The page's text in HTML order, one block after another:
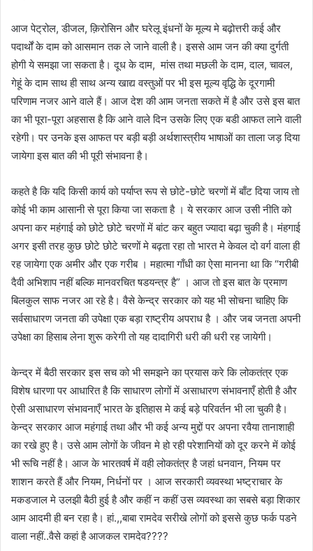
आज पेट्रोल, डीजल, क़िरोसिन और घरेलू इंधनों के मूल्य मे बढ़ोत्तरी कई और
पदार्थों के दाम को आसमान तक ले जाने वाली है। इससे आम जन की क्या दुर्गती
होगी ये समझा जा सकता है। दूध के दाम, मांस तथा मछली के दाम, दाल, चावल,
गेहूं के दाम साथ ही साथ अन्य खाद्य वस्तुओं पर भी इस मूल्य वृद्धि के दूरगामी
परिणाम नजर आने वाले हैं। आज देश की आम जनता सकते में है और उसे इस बात
का भी पूरा-पूरा अहसास है कि आने वाले दिन उसके लिए एक बडी आफत लाने वाली
रहेगी। पर उनके इस आफत पर बड़ी बड़ी अर्थशास्त्रीय भाषाओं का ताला जड़ दिया
जायेगा इस बात की भी पूरी संभावना है।
कहते है कि यदि किसी कार्य को पर्याप्त रूप से छोटे-छोटे चरणों में बाँट दिया जाय तो
कोई भी काम आसानी से पूरा किया जा सकता है । ये सरकार आज उसी नीति को
अपना कर महंगाई को छोटे छोटे चरणों में बांट कर बहुत ज्यादा बढ़ा चुकी है। मंहगाई
अगर इसी तरह कुछ छोटे छोटे चरणों मे बढ़ता रहा तो भारत मे केवल दो वर्ग वाला ही
रह जायेगा एक अमीर और एक गरीब । महात्मा गाँधी का ऐसा मानना था कि “गरीबी
दैवी अभिशाप नहीं बल्कि मानवरचित षडयन्त्र है” । आज तो इस बात के प्रमाण
बिलकुल साफ नजर आ रहे है। वैसे केन्द्र सरकार को यह भी सोचना चाहिए कि
सर्वसाधारण जनता की उपेक्षा एक बड़ा राष्ट्रीय अपराध है । और जब जनता अपनी
उपेक्षा का हिसाब लेना शुरू करेगी तो यह दादागिरी धरी की धरी रह जायेगी।
केन्द्र में बैठी सरकार इस सच को भी समझने का प्रयास करे कि लोकतंत्र एक
विशेष धारणा पर आधारित है कि साधारण लोगों में असाधारण संभावनाएँ होती है और
ऐसी असाधारण संभावनाएँ भारत के इतिहास मे कई बड़े परिवर्तन भी ला चुकी है।
केन्द्र सरकार आज महंगाई तथा और भी कई अन्य मुद्दों पर अपना रवैया तानाशाही
का रखे हुए है। उसे आम लोगों के जीवन मे हो रही परेशानियों को दूर करने में कोई
भी रूचि नहीं है। आज के भारतवर्ष में वही लोकतंत्र है जहां धनवान, नियम पर
शाशन करते हैं और नियम, निर्धनों पर । आज सरकारी व्यवस्था भष्ट्राचार के
मकडजाल मे उलझी बैठी हुई है और कहीं न कहीं उस व्यवस्था का सबसे बड़ा शिकार
आम आदमी ही बन रहा है। हां.,,बाबा रामदेव सरीखे लोगों को इससे कुछ फर्क पडने
वाला नहीं..वैसे कहां है आजकल रामदेव????